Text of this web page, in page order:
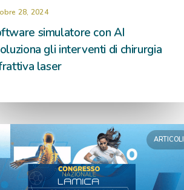
28, 2024
simulatore con AI
gli interventi di chirurgia
laser
ARTICOLI